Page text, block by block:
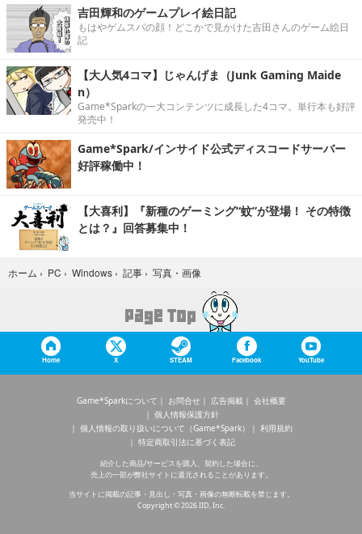
吉田輝和のゲームプレイ絵日記
もはやゲムスパの顔！どこかで見かけた吉田さんのゲーム絵日
記
【大人気4コマ】じゃんげま（Junk Gaming Maide
n）
Game*Sparkの一大コンテンツに成長した4コマ。単行本も好評
発売中！
Game*Spark/インサイド公式ディスコードサーバー
好評稼働中！
【大喜利】『新種のゲーミング“蚊”が登場！ その特徴
とは？』回答募集中！
ホーム › PC › Windows › 記事 › 写真・画像
Home X STEAM Facebook YouTube
Game*Sparkについて お問合せ 広告掲載
会社概要
個人情報保護方針
個人情報の取り扱いについて（Game*Spark）
利用規約
特定商取引法に基づく表記
紹介した商品/サービスを購入、契約した場合に、
売上の一部が弊社サイトに還元されることがあります。
当サイトに掲載の記事・見出し・写真・画像の無断転載を禁じます。
Copyright © 2026 IID, Inc.